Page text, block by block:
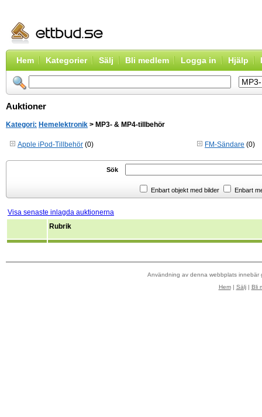
Hem Kategorier Sälj Bli medlem Logga in Hjälp
Auktioner
Kategori: Hemelektronik > MP3- & MP4-tillbehör
Apple iPod-Tillbehör (0) FM-Sändare (0)
Sök
Enbart objekt med bilder Enbart
Visa senaste inlagda auktionerna
Rubrik
Användning av denna webbplats
Hem| Sälj| Bli